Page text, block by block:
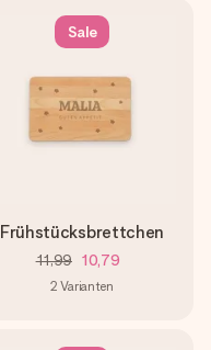
Sale
Frühstücksbrettchen
11,99 10,79
2 Varianten